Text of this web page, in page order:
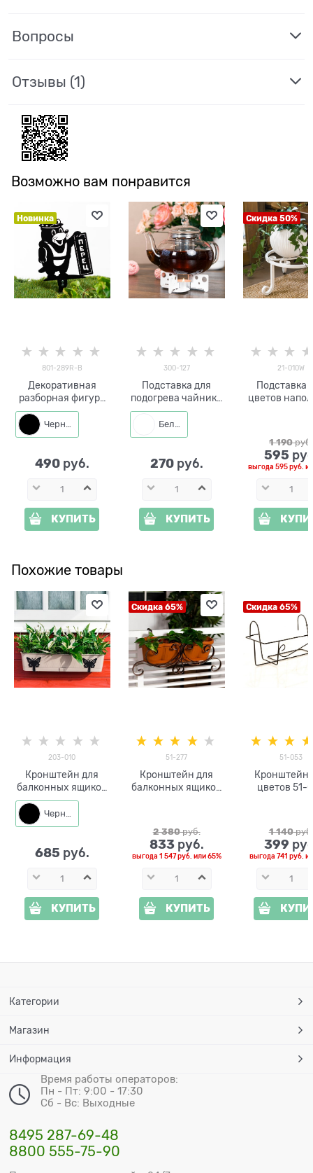
Вопросы
Отзывы (1)
Возможно вам понравится
Новинка
801-289R-B
Декоративная
разборная фигура
для сада Крот и
перец 801-289R
h=40 см металл
Черный
490 руб.
КУПИТЬ
300-127
Подставка для
подогрева чайника
от свечи
Белый
270 руб.
КУПИТЬ
Скидка 50%
21-010W
Подставка
цветов
1 190 руб.
595
выгода595 руб.
Похожие товары
203-010
Кронштейн для
балконных ящиков
(2 шт) 203-010
Черный
685 руб.
КУПИТЬ
Скидка 65%
51-277
Кронштейн для
балконных ящиков
2 380 руб.
833 руб.
выгода 1 547 руб. или65%
КУПИТЬ
Скидка 65%
51-053
Кронштейн
цветов 51-
1 140 руб.
399
выгода 741 руб.
Категории
Магазин
Информация
Время работы операторов:
Пн - Пт: 9:00 - 17:30
Сб - Вс: Выходные
8495 287-69-48
8800 555-75-90